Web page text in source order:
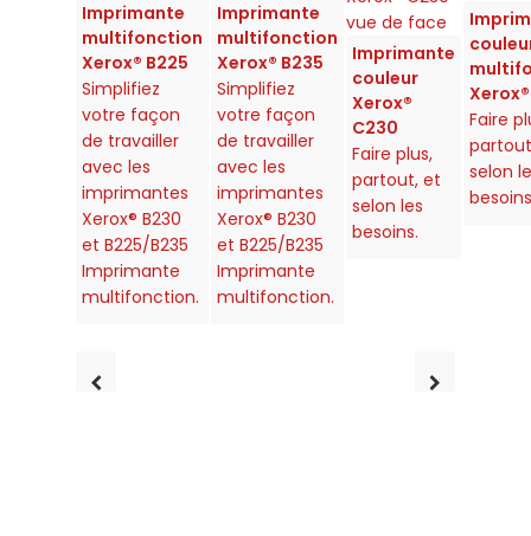
Imprimante
multifonction
Xerox® B225
Simplifiez
votre façon
de travailler
avec les
imprimantes
Xerox® B230
et B225/B235
Imprimante
multifonction.
Imprimante
multifonction
Xerox® B235
Simplifiez
votre façon
de travailler
avec les
imprimantes
Xerox® B230
et B225/B235
Imprimante
multifonction.
Imprimante
couleur
Xerox®
C230
Faire plus,
partout, et
selon les
besoins.
Faire
selon